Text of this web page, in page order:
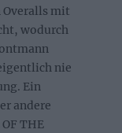
Overalls mit
wodurch
nie
Ein
andere
THE